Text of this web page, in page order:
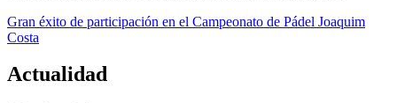
Gran éxito de participación en el Campeonato de Pádel Joaquim
Costa
Actualidad